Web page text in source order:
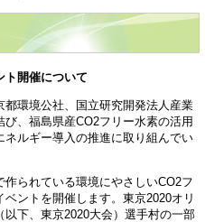
ト開催について
環境公社、国立研究開発法人産業
、福島県産CO2フリー水素の活用
ルギー導入の推進に取り組んでい
られている環境にやさしいCO2フ
ントを開催します。東京2020オリ
下、東京2020大会）選手村の一部